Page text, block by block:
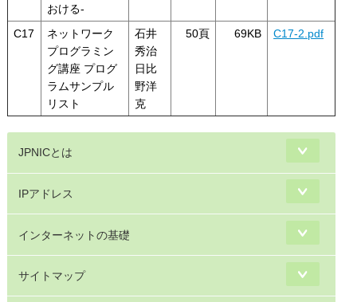
おける-
C17
ネットワーク
プログラミン
グ講座 プログ
ラムサンプル
リスト
石井
秀治
日比
野洋
克
50頁 69KB C17-2.pdf
JPNICとは
IPアドレス
インターネットの基礎
サイトマップ